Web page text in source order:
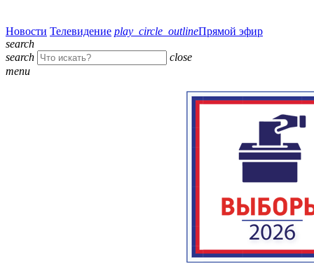
Новости Телевидение play_circle_outlineПрямой эфир
search
search
close
menu